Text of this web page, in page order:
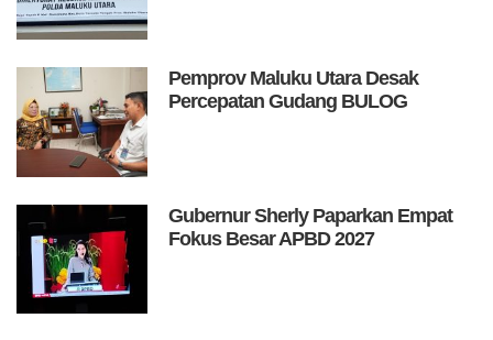
Pemprov Maluku Utara Desak
Percepatan Gudang BULOG
Gubernur Sherly Paparkan Empat
Fokus Besar APBD 2027